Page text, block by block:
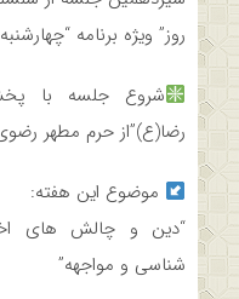
روز” ویژه برنامه
شروع جلسه با
رضا(ع)”از حرم مطهر
موضوع این هفته:
“دین و چالش های
شناسی و مواجهه”